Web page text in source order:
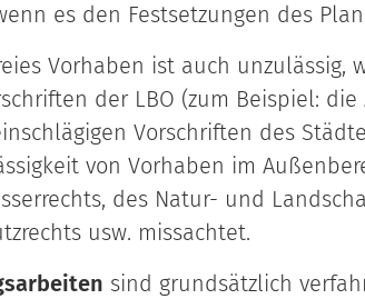
es den Festsetzungen des
Vorhaben ist auch unzulässig,
der LBO (zum Beispiel:
Vorschriften des
von Vorhaben im
des Natur- und
usw. missachtet.
sind grundsätzlich